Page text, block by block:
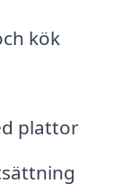
kök
plattor